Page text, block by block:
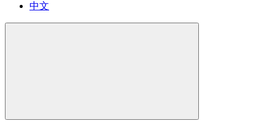
中文